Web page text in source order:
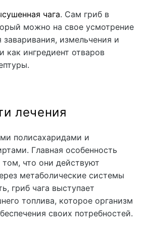
чага. Сам гриб в
можно на свое усмотрение
заваривания, измельчения и
как ингредиент отваров
лечения
полисахаридами и
Главная особенность
том, что они действуют
метаболические системы
гриб чага выступает
топлива, которое организм
своих потребностей.